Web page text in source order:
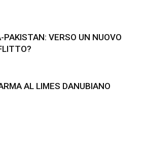
PAKISTAN: VERSO UN NUOVO
AL LIMES DANUBIANO